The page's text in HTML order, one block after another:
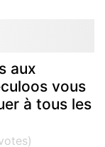
aux
vous
à tous les